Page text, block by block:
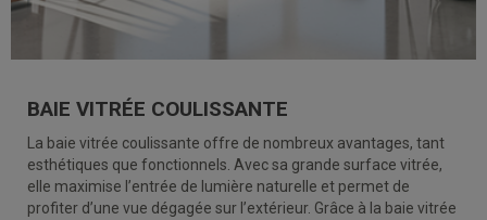
BAIE VITRÉE COULISSANTE
La baie vitrée coulissante offre de nombreux avantages, tant
esthétiques que fonctionnels. Avec sa grande surface vitrée,
elle maximise l’entrée de lumière naturelle et permet de
profiter d’une vue dégagée sur l’extérieur. Grâce à la baie vitrée